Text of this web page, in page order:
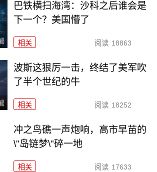
巴铁横扫海湾：沙科之后谁会是
下一个？美国懵了
相关 阅读 18863
波斯这狠厉一击，终结了美军吹
了半个世纪的牛
相关 阅读 18252
冲之鸟礁一声炮响，高市早苗的
\"岛链梦\"碎一地
相关 阅读 17633